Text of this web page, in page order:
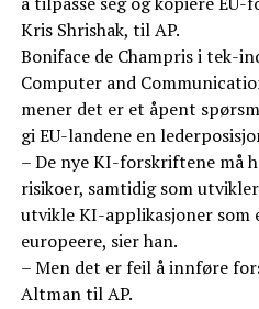
Kris Shrishak, til AP.
Boniface de Champris i tek-
Computer and
mener det er et åpent
gi EU-landene en
– De nye KI-forskriftene må
risikoer, samtidig som
utvikle KI-applikasjoner
europeere, sier han.
– Men det er feil å innføre
Altman til AP.